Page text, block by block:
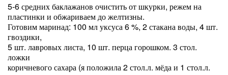
5-6 средних баклажанов очистить от шкурки, режем на
пластинки и обжариваем до желтизны.
Готовим маринад: 100 мл уксуса 6 %, 2 стакана воды, 4 шт.
гвоздики,
5 шт. лавровых листа, 10 шт. перца горошком. 3 стол.
ложки
коричневого сахара (я положила 2 стол.л. мёда и 1 стол.л.